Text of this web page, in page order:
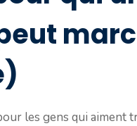
les gens qui aiment